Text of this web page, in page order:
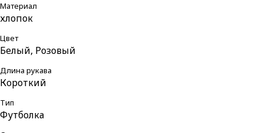
Материал
хлопок
Цвет
Белый, Розовый
Длина рукава
Короткий
Тип
Футболка